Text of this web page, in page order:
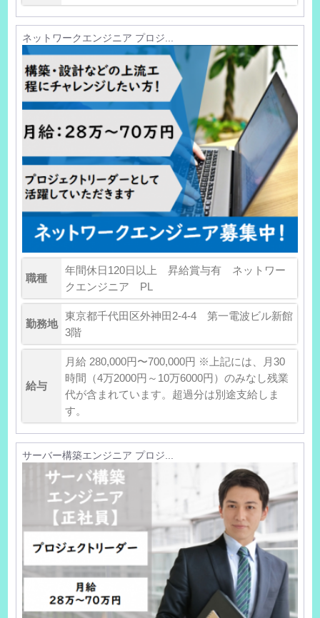
ネットワークエンジニア プロジ...
職種
年間休日120日以上 昇給賞与有 ネットワー
クエンジニア PL
勤務地
東京都千代田区外神田2-4-4 第一電波ビル新館
3階
給与
月給 280,000円〜700,000円 ※上記には、月30
時間（4万2000円～10万6000円）のみなし残業
代が含まれています。超過分は別途支給しま
す。
サーバー構築エンジニア プロジ...